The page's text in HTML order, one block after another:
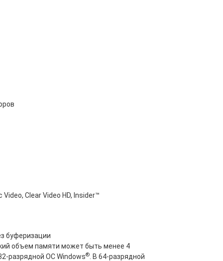
Video, Clear Video HD, Insider™
буферизации
объем памяти может быть менее 4
разрядной ОС Windows®
. В 64-разрядной